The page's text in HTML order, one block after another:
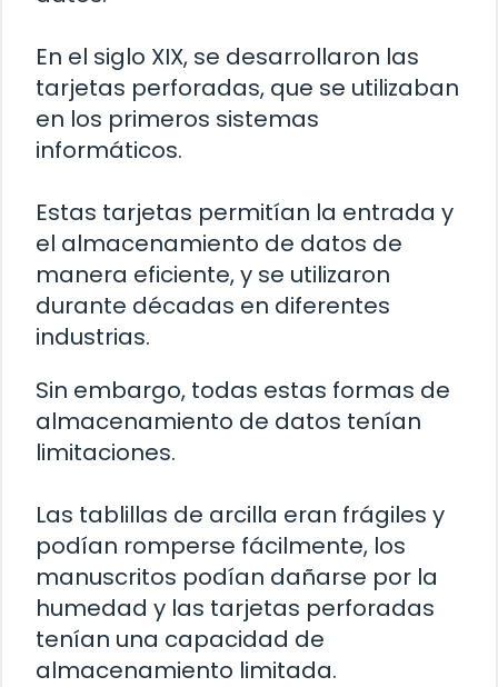
En el siglo XIX, se desarrollaron las
tarjetas perforadas, que se utilizaban
en los primeros sistemas
informáticos.
Estas tarjetas permitían la entrada y
el almacenamiento de datos de
manera eficiente, y se utilizaron
durante décadas en diferentes
industrias.
Sin embargo, todas estas formas de
almacenamiento de datos tenían
limitaciones.
Las tablillas de arcilla eran frágiles y
podían romperse fácilmente, los
manuscritos podían dañarse por la
humedad y las tarjetas perforadas
tenían una capacidad de
almacenamiento limitada.